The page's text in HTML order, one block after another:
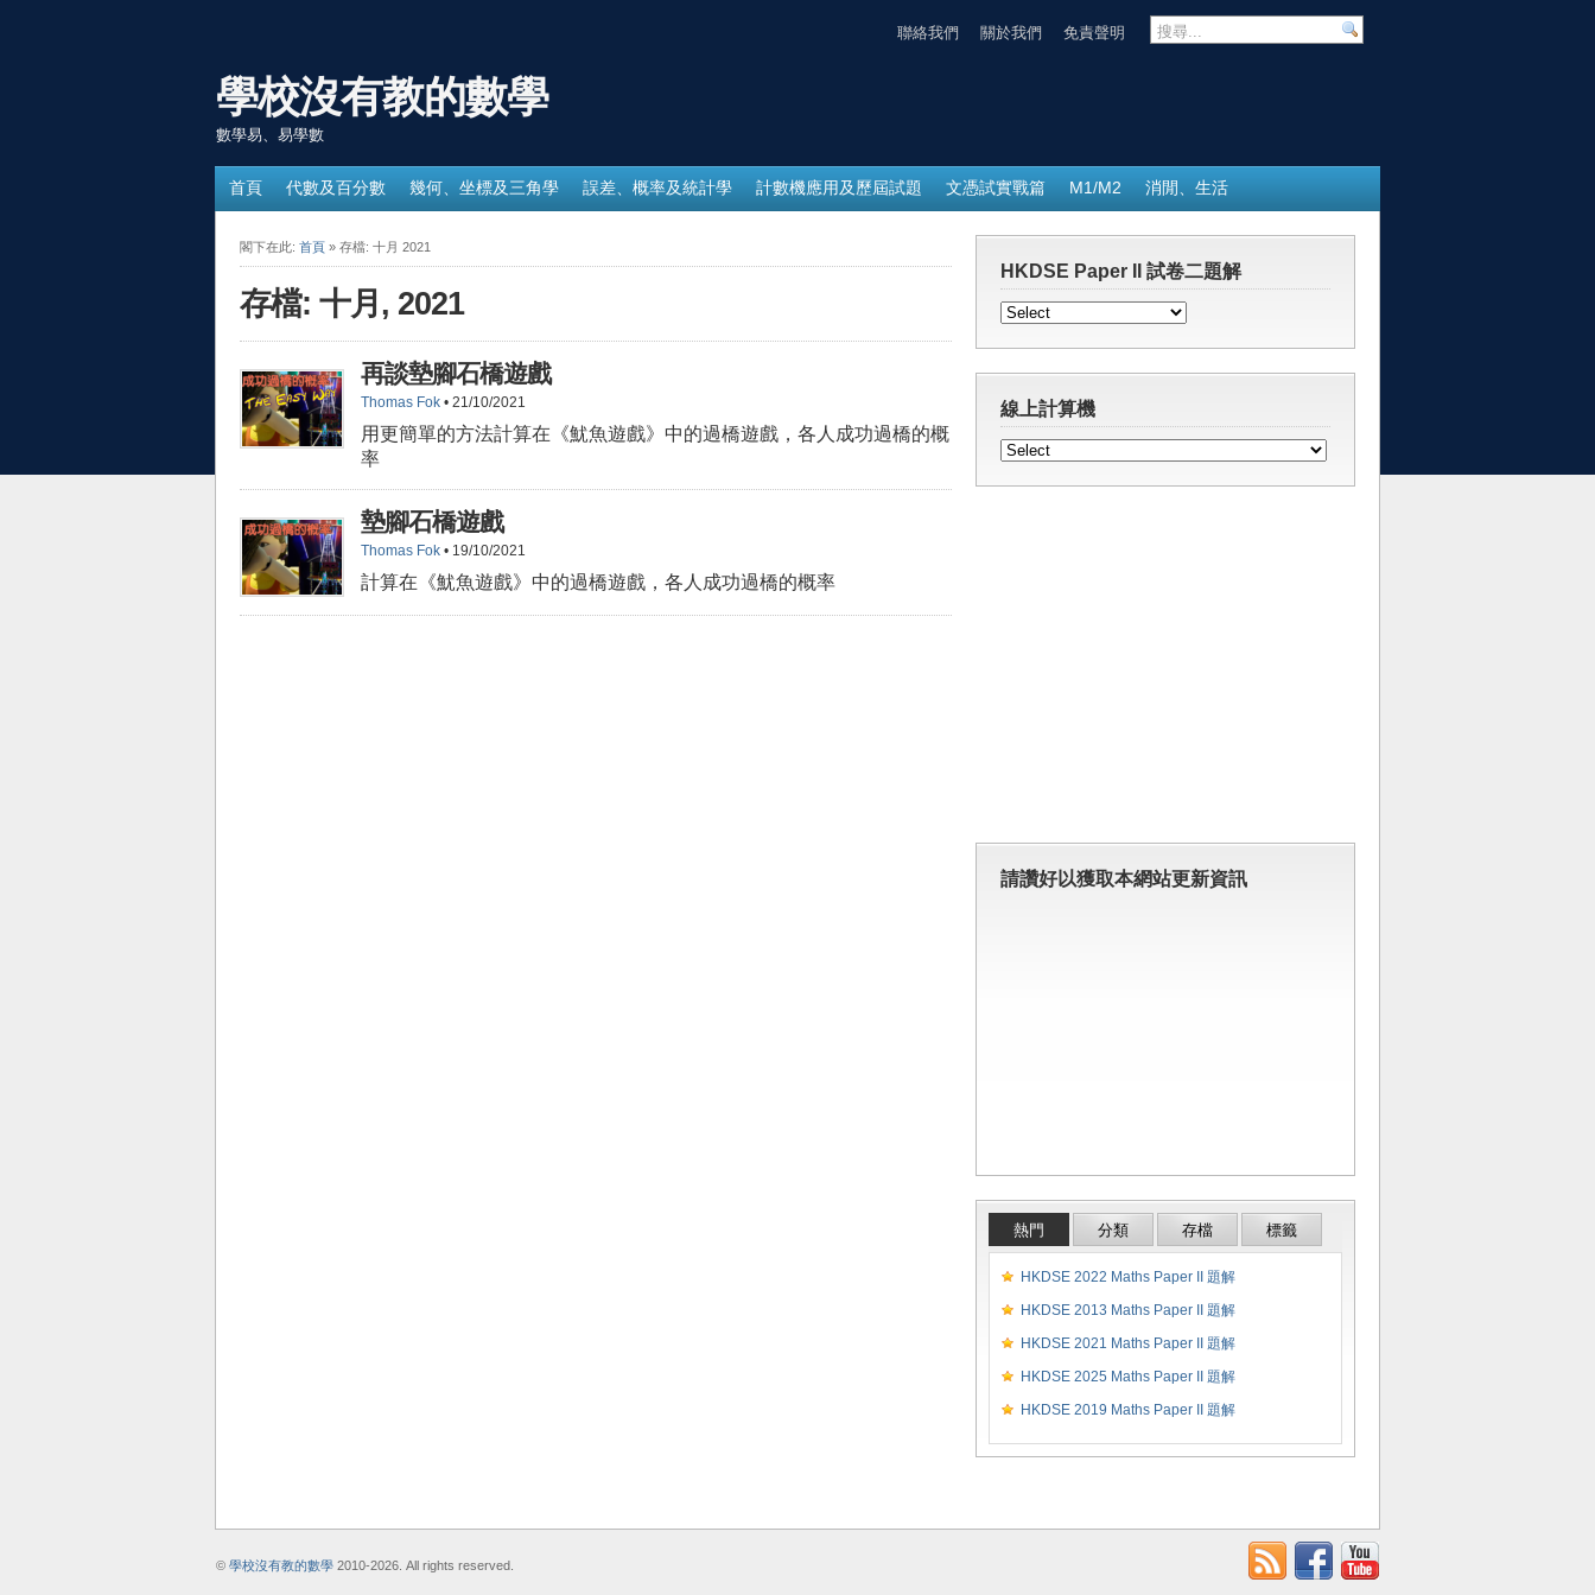
聯絡我們 關於我們 免責聲明
學校沒有教的數學
數學易、易學數
首頁 代數及百分數 幾何、坐標及三角學 誤差、概率及統計學 計數機應用及歷屆試題 文憑試實戰篇 M1/M2 消閒、生活
閣下在此: 首頁 » 存檔: 十月 2021
存檔: 十月, 2021
再談墊腳石橋遊戲
Thomas Fok • 21/10/2021
用更簡單的方法計算在《魷魚遊戲》中的過橋遊戲，各人成功過橋的概
率
墊腳石橋遊戲
Thomas Fok • 19/10/2021
計算在《魷魚遊戲》中的過橋遊戲，各人成功過橋的概率
HKDSE Paper II 試卷二題解
線上計算機
請讚好以獲取本網站更新資訊
熱門 分類 存檔 標籤
HKDSE 2022 Maths Paper II 題解
HKDSE 2013 Maths Paper II 題解
HKDSE 2021 Maths Paper II 題解
HKDSE 2025 Maths Paper II 題解
HKDSE 2019 Maths Paper II 題解
© 學校沒有教的數學 2010-2026. All rights reserved.